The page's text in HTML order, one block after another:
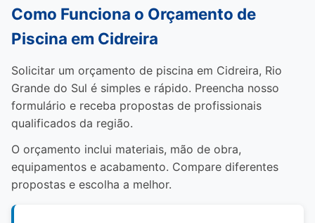
Como Funciona o Orçamento de
Piscina em Cidreira
Solicitar um orçamento de piscina em Cidreira, Rio
Grande do Sul é simples e rápido. Preencha nosso
formulário e receba propostas de profissionais
qualificados da região.
O orçamento inclui materiais, mão de obra,
equipamentos e acabamento. Compare diferentes
propostas e escolha a melhor.